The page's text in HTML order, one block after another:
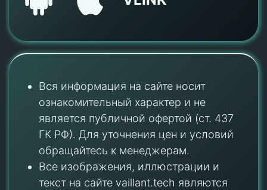
Вся информация на сайте носит
ознакомительный характер и не
является публичной офертой (ст. 437
ГК РФ). Для уточнения цен и условий
обращайтесь к менеджерам.
Все изображения, иллюстрации и
текст на сайте vaillant.tech являются